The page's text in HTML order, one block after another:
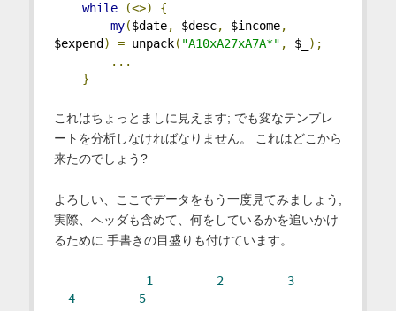
while (<>)
{
my($date, $desc, $income,
$expend ) = unpack( "A10xA27xA7A*" , $_
);
...
}
これはちょっとましに見えます; でも変なテンプレ
ートを分析しなければなりません。 これはどこから
来たのでしょう?
よろしい、ここでデータをもう一度見てみましょう;
実際、ヘッダも含めて、何をしているかを追いかけ
るために 手書きの目盛りも付けています。
1 2
3
4
5